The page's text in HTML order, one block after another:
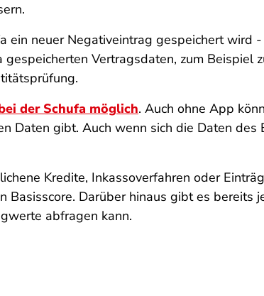
ein neuer Negativeintrag gespeichert wird
Vertragsdaten, zum Beispiel
der Schufa möglich. Auch ohne App
Daten gibt. Auch wenn sich die Daten des
Kredite, Inkassoverfahren oder
Darüber hinaus gibt es bereits
abfragen kann.